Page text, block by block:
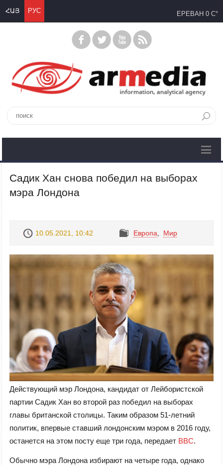
ՀԱՅ РУС ЕРЕВАН 0 C°
Садик Хан снова победил на выборах
мэра Лондона
10.05.2021, 10:42 Европа Mир
Действующий мэр Лондона, кандидат от Лейбористской
партии Садик Хан во второй раз победил на выборах
главы британской столицы. Таким образом 51-летний
политик, впервые ставший лондонским мэром в 2016 году,
останется на этом посту еще три года, передает BBC.
Обычно мэра Лондона избирают на четыре года, однако